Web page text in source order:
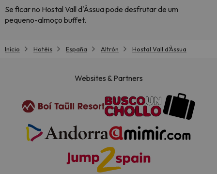
Se ficar no Hostal Vall d'Àssua pode desfrutar de um
pequeno-almoço buffet.
Início Hotéis España Altrón Hostal Vall d'Àssua
Websites & Partners